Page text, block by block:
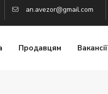
an.avezor@gmail.com
Продавцям Вакансії